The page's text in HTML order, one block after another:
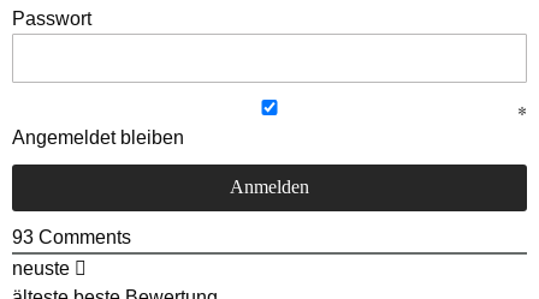
Passwort
Angemeldet bleiben
93 Comments
neuste